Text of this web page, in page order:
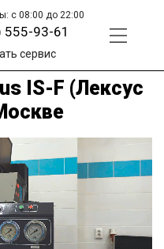
с 08:00 до 22:00
555-93-61
сервис
IS-F (Лексус